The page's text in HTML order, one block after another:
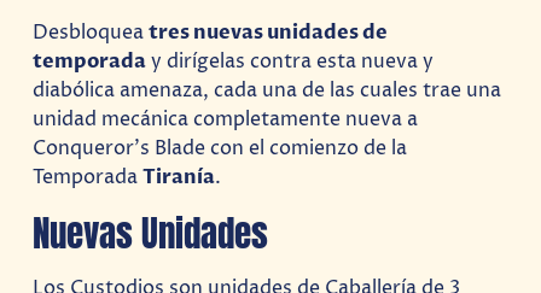
Desbloqueatres nuevas unidades de
temporaday dirígelas contra esta nueva y
diabólica amenaza, cada una de las cuales trae una
unidad mecánica completamente nueva a
Conqueror’s Blade con el comienzo de la
TemporadaTiranía.
Nuevas Unidades